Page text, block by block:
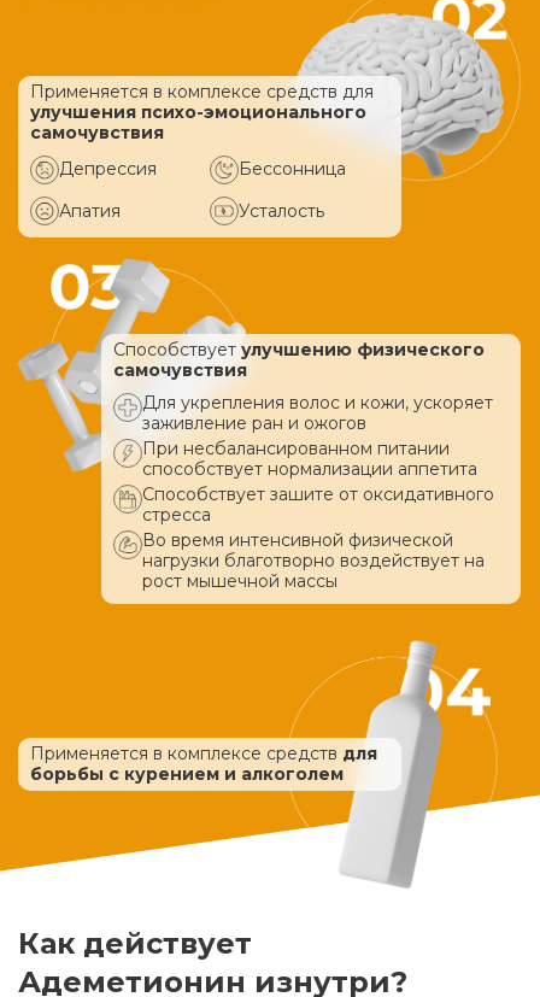
Применяется в комплексе средств для
улучшения психо-эмоционального
самочувствия
Депрессия
Бессонница
Апатия
Усталость
Способствует улучшению физического
самочувствия
Для укрепления волос и кожи, ускоряет
заживление ран и ожогов
При несбалансированном питании
способствует нормализации аппетита
Способствует зашите от оксидативного
стресса
Во время интенсивной физической
нагрузки благотворно воздействует на
рост мышечной массы
Применяется в комплексе средств для
борьбы с курением и алкоголем
Как действует
Адеметионин изнутри?